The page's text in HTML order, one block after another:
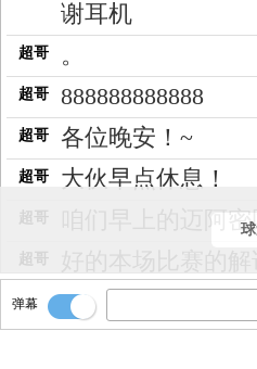
谢耳机
超哥 。
超哥 888888888888
超哥 各位晚安！~
超哥 大伙早点休息！
超哥 咱们早上的迈阿密
超哥
超哥
@吧友
英超冠军
弹幕